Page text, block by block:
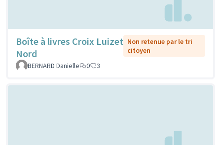
Boîte à livres Croix Luizet
Nord
Non retenue par le tri
citoyen
BERNARD Danielle
0 3